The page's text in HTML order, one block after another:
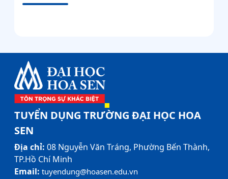
TUYỂN DỤNG TRƯỜNG ĐẠI HỌC HOA
SEN
Địa chỉ: 08 Nguyễn Văn Tráng, Phường Bến Thành,
TP.Hồ Chí Minh
Email: tuyendung@hoasen.edu.vn